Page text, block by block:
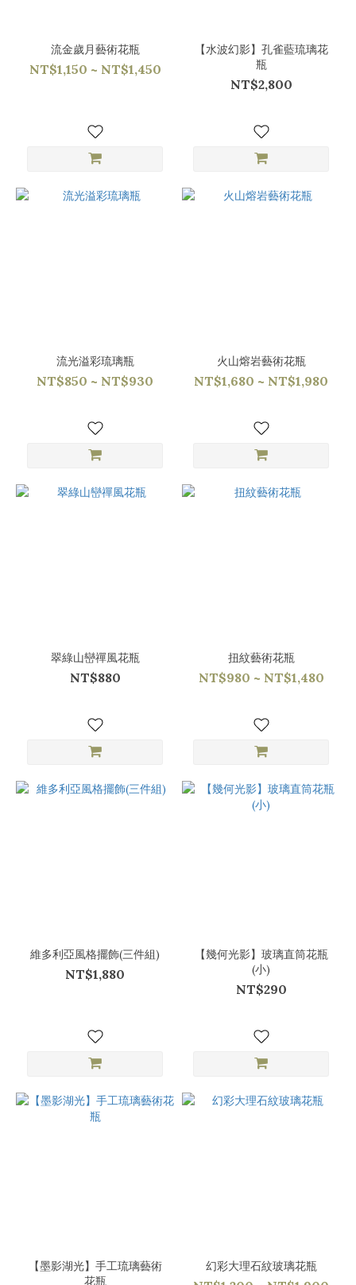
流金歲月藝術花瓶
NT$1,150 ~ NT$1,450
【水波幻影】孔雀藍琉璃花
瓶
NT$2,800
流光溢彩琉璃瓶
NT$850 ~ NT$930
火山熔岩藝術花瓶
NT$1,680 ~ NT$1,980
翠綠山巒禪風花瓶
NT$880
扭紋藝術花瓶
NT$980 ~ NT$1,480
維多利亞風格擺飾(三件組)
NT$1,880
【幾何光影】玻璃直筒花瓶
(小)
NT$290
【墨影湖光】手工琉璃藝術
花瓶
幻彩大理石紋玻璃花瓶